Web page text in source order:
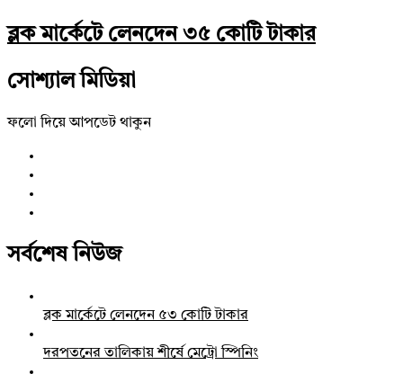
ব্লক মার্কেটে লেনদেন ৩৫ কোটি টাকার
সোশ্যাল মিডিয়া
ফলো দিয়ে আপডেট থাকুন
সর্বশেষ নিউজ
ব্লক মার্কেটে লেনদেন ৫৩ কোটি টাকার
দরপতনের তালিকায় শীর্ষে মেট্রো স্পিনিং